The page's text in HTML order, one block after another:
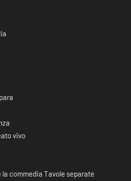
vivo
commedia Tavole separate